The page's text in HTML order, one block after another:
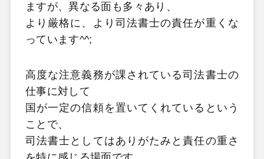
ますが、異なる面も多々あり、
より厳格に、より司法書士の責任が重くな
っています^^;
高度な注意義務が課されている司法書士の
仕事に対して
国が一定の信頼を置いてくれているという
ことで、
司法書士としてはありがたみと責任の重さ